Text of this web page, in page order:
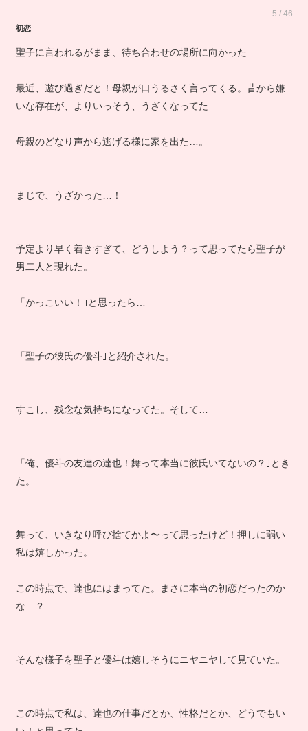
5 / 46
初恋
聖子に言われるがまま、待ち合わせの場所に向かった
最近、遊び過ぎだと！母親が口うるさく言ってくる。昔から嫌
いな存在が、よりいっそう、うざくなってた
母親のどなり声から逃げる様に家を出た…。
まじで、うざかった…！
予定より早く着きすぎて、どうしよう？って思ってたら聖子が
男二人と現れた。
「かっこいい！｣と思ったら…
「聖子の彼氏の優斗｣と紹介された。
すこし、残念な気持ちになってた。そして…
「俺、優斗の友達の達也！舞って本当に彼氏いてないの？｣とき
た。
舞って、いきなり呼び捨てかよ〜って思ったけど！押しに弱い
私は嬉しかった。
この時点で、達也にはまってた。まさに本当の初恋だったのか
な…？
そんな様子を聖子と優斗は嬉しそうにニヤニヤして見ていた。
この時点で私は、達也の仕事だとか、性格だとか、どうでもい